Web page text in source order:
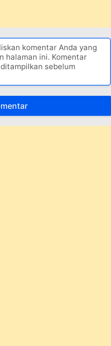
komentar Anda yang
halaman ini. Komentar
sebelum